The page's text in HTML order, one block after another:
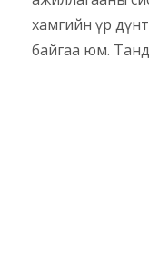
хамгийн үр
байгаа юм.